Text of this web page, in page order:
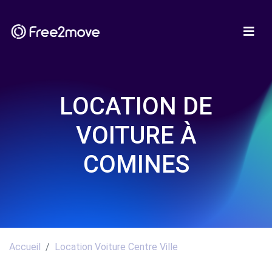
LOCATION DE
VOITURE À
COMINES
Accueil
Location Voiture Centre Ville